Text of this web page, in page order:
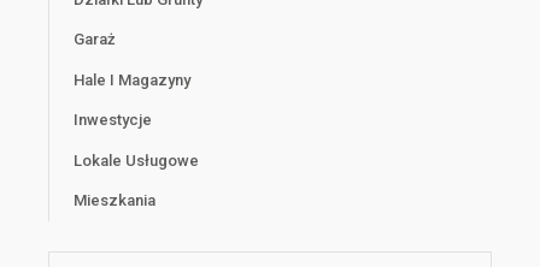
Garaż
Hale I Magazyny
Inwestycje
Lokale Usługowe
Mieszkania